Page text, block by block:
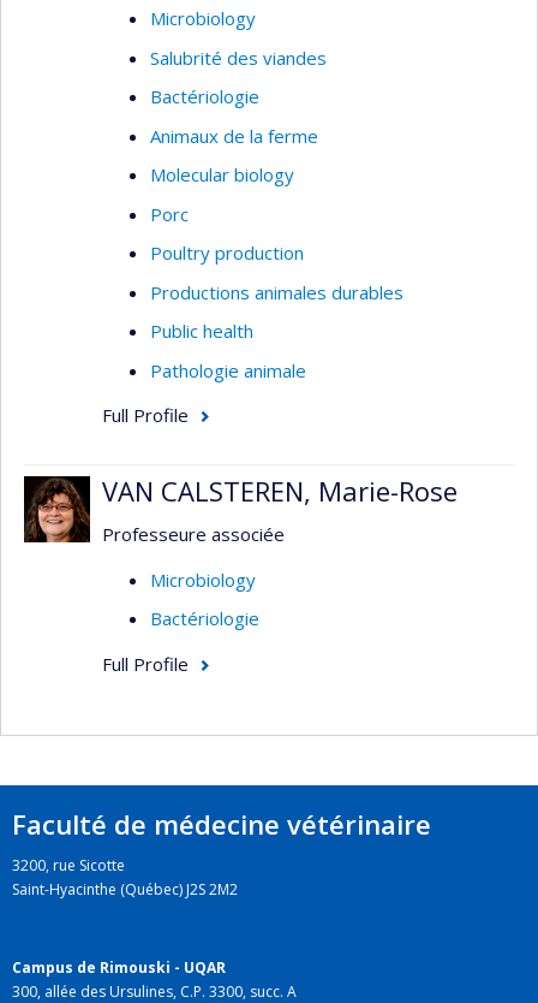
Microbiology
Salubrité des viandes
Bactériologie
Animaux de la ferme
Molecular biology
Porc
Poultry production
Productions animales durables
Public health
Pathologie animale
Full Profile
VAN CALSTEREN, Marie-Rose
Professeure associée
Microbiology
Bactériologie
Full Profile
Faculté de médecine vétérinaire
3200, rue Sicotte
Saint-Hyacinthe (Québec) J2S 2M2
Campus de Rimouski - UQAR
300, allée des Ursulines, C.P. 3300, succ. A